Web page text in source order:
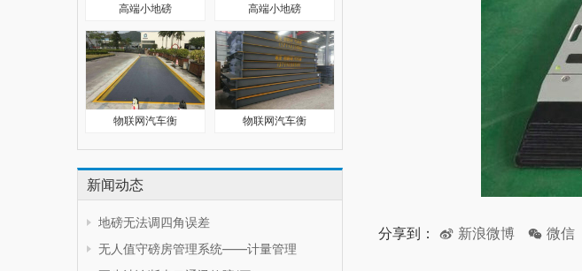
高端小地磅 高端小地磅
物联网汽车衡 物联网汽车衡
新闻动态
地磅无法调四角误差
无人值守磅房管理系统——计量管理
分享到： 新浪微博 微信